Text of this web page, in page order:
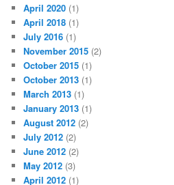
April 2020 (1)
April 2018 (1)
July 2016 (1)
November 2015 (2)
October 2015 (1)
October 2013 (1)
March 2013 (1)
January 2013 (1)
August 2012 (2)
July 2012 (2)
June 2012 (2)
May 2012 (3)
April 2012 (1)